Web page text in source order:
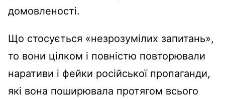
домовленості.
Що стосується «незрозумілих запитань»,
то вони цілком і повністю повторювали
наративи і фейки російської пропаганди,
які вона поширювала протягом всього